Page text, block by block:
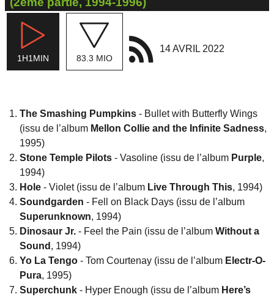
ACTIONS
LA RADIO
1H1MIN 83.3 MIO
14 AVRIL 2022
The Smashing Pumpkins - Bullet with Butterfly Wings
(issu de l’album Mellon Collie and the Infinite Sadness,
1995)
Stone Temple Pilots - Vasoline (issu de l’album Purple,
1994)
Hole - Violet (issu de l’album Live Through This, 1994)
Soundgarden - Fell on Black Days (issu de l’album
Superunknown, 1994)
Dinosaur Jr. - Feel the Pain (issu de l’album Without a
Sound , 1994)
Yo La Tengo - Tom Courtenay (issu de l’album Electr-O-
Pura, 1995)
Superchunk - Hyper Enough (issu de l’album Here’s